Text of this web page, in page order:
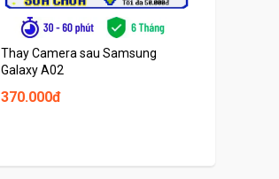
Thay Camera sau Samsung
Galaxy A02
370.000đ